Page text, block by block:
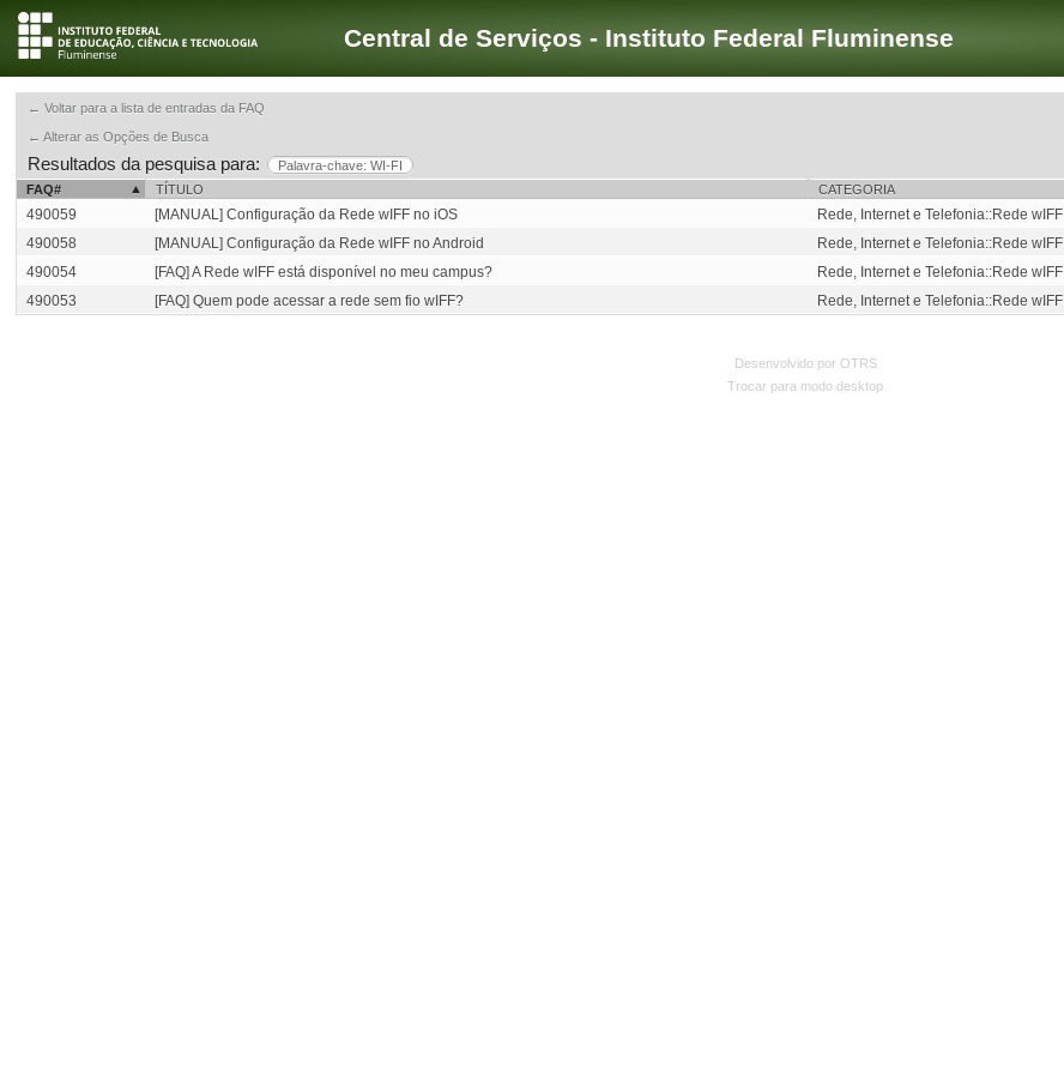
Central de Serviços - Instituto Federal Fluminense
← Voltar para a lista de entradas da FAQ
← Alterar as Opções de Busca
Resultados da pesquisa para:
Palavra-chave: WI-FI
FAQ#
TÍTULO CATEGORIA
490059 [MANUAL] Configuração da Rede wIFF no iOS Rede, Internet e Telefonia::Rede wIFF
490058
[MANUAL] Configuração da Rede wIFF no Android Rede, Internet e Telefonia::Rede wIFF
490054
[FAQ] A Rede wIFF está disponível no meu campus? Rede, Internet e Telefonia::Rede wIFF
490053
[FAQ] Quem pode acessar a rede sem fio wIFF? Rede, Internet e Telefonia::Rede wIFF
Desenvolvido por OTRS
Trocar para modo desktop